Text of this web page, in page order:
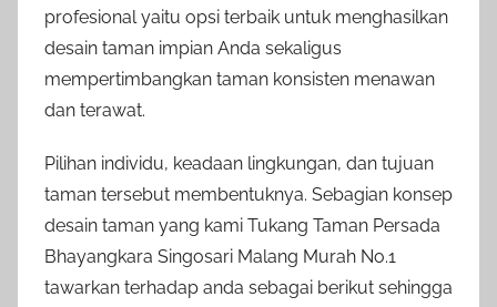
profesional yaitu opsi terbaik untuk menghasilkan
desain taman impian Anda sekaligus
mempertimbangkan taman konsisten menawan
dan terawat.
Pilihan individu, keadaan lingkungan, dan tujuan
taman tersebut membentuknya. Sebagian konsep
desain taman yang kami Tukang Taman Persada
Bhayangkara Singosari Malang Murah No.1
tawarkan terhadap anda sebagai berikut sehingga